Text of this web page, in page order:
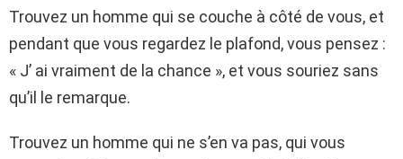
Trouvez un homme qui se couche à côté de vous, et
pendant que vous regardez le plafond, vous pensez :
« J’ ai vraiment de la chance », et vous souriez sans
qu’il le remarque.
Trouvez un homme qui ne s’en va pas, qui vous